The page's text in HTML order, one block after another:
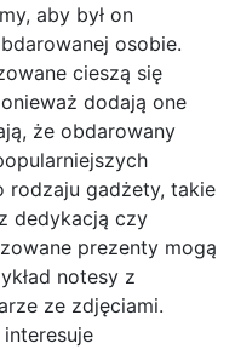
aby był on
osobie.
cieszą się
dodają one
że obdarowany
rodzaju gadżety, takie
dedykacją czy
prezenty mogą
notesy z
ze zdjęciami.